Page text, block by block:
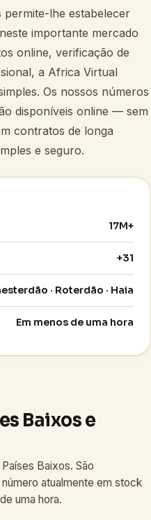
lhe estabelecer
importante mercado
online, verificação de
a Africa Virtual
Os nossos números
disponíveis online — sem
contratos de longa
e seguro.
17M+
+31
· Roterdão · Haia
Em menos de uma hora
Baixos e
Baixos. São
atualmente em stock
uma hora.